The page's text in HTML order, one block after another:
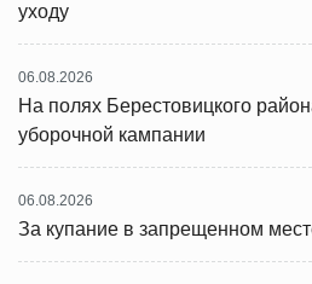
уходу
06.08.2026
На полях Берестовицкого
уборочной кампании
06.08.2026
За купание в запрещенном